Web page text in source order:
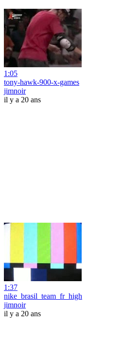
1:05
tony-hawk-900-x-games
jimnoir
il y a 20 ans
1:37
nike_brasil_team_fr_high
jimnoir
il y a 20 ans